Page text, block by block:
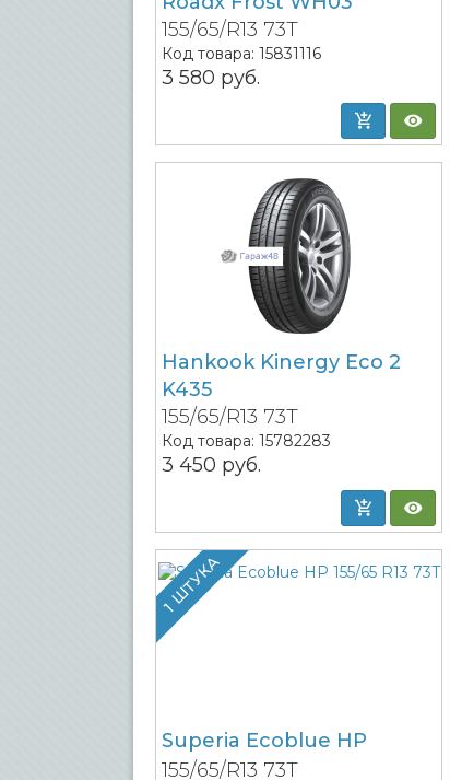
155/65/R13 73T
Код товара: 15831116
3 580 руб.
Hankook Kinergy Eco 2
K435
155/65/R13 73T
Код товара: 15782283
3 450 руб.
1 ШТУКА
Superia Ecoblue HP
155/65/R13 73T